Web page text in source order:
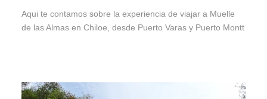
Aqui te contamos sobre la experiencia de viajar a Muelle
de las Almas en Chiloe, desde Puerto Varas y Puerto Montt